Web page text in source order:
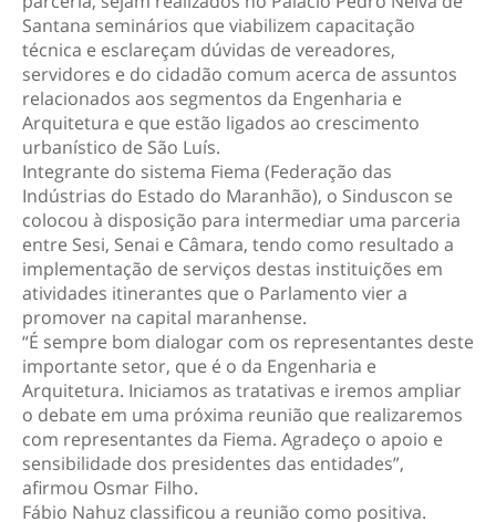
Santana seminários que viabilizem capacitação
técnica e esclareçam dúvidas de vereadores,
servidores e do cidadão comum acerca de assuntos
relacionados aos segmentos da Engenharia e
Arquitetura e que estão ligados ao crescimento
urbanístico de São Luís.
Integrante do sistema Fiema (Federação das
Indústrias do Estado do Maranhão), o Sinduscon se
colocou à disposição para intermediar uma parceria
entre Sesi, Senai e Câmara, tendo como resultado a
implementação de serviços destas instituições em
atividades itinerantes que o Parlamento vier a
promover na capital maranhense.
“É sempre bom dialogar com os representantes deste
importante setor, que é o da Engenharia e
Arquitetura. Iniciamos as tratativas e iremos ampliar
o debate em uma próxima reunião que realizaremos
com representantes da Fiema. Agradeço o apoio e
sensibilidade dos presidentes das entidades”,
afirmou Osmar Filho.
Fábio Nahuz classificou a reunião como positiva.